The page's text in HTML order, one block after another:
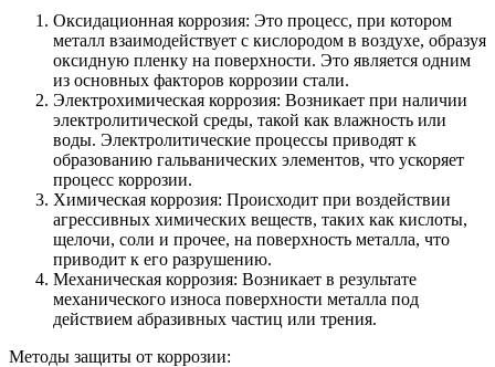
Оксидационная коррозия: Это процесс, при котором
металл взаимодействует с кислородом в воздухе, образуя
оксидную пленку на поверхности. Это является одним
из основных факторов коррозии стали.
Электрохимическая коррозия: Возникает при наличии
электролитической среды, такой как влажность или
воды. Электролитические процессы приводят к
образованию гальванических элементов, что ускоряет
процесс коррозии.
Химическая коррозия: Происходит при воздействии
агрессивных химических веществ, таких как кислоты,
щелочи, соли и прочее, на поверхность металла, что
приводит к его разрушению.
Механическая коррозия: Возникает в результате
механического износа поверхности металла под
действием абразивных частиц или трения.
Методы защиты от коррозии: